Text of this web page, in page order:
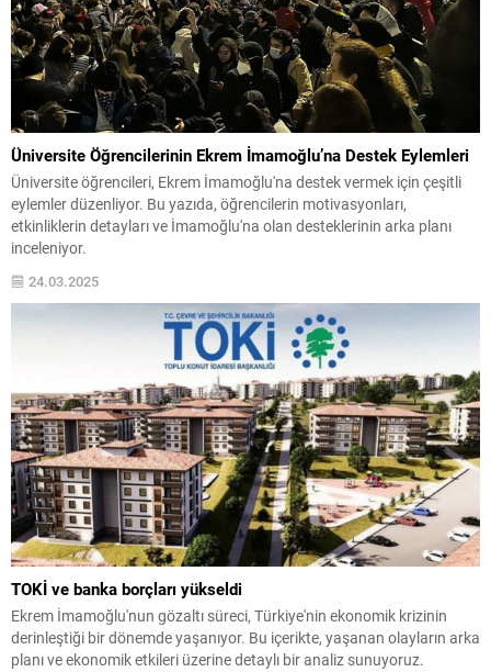
Üniversite Öğrencilerinin Ekrem İmamoğlu’na Destek Eylemleri
Üniversite öğrencileri, Ekrem İmamoğlu'na destek vermek için çeşitli
eylemler düzenliyor. Bu yazıda, öğrencilerin motivasyonları,
etkinliklerin detayları ve İmamoğlu'na olan desteklerinin arka planı
inceleniyor.
24.03.2025
TOKİ ve banka borçları yükseldi
Ekrem İmamoğlu'nun gözaltı süreci, Türkiye'nin ekonomik krizinin
derinleştiği bir dönemde yaşanıyor. Bu içerikte, yaşanan olayların arka
planı ve ekonomik etkileri üzerine detaylı bir analiz sunuyoruz.